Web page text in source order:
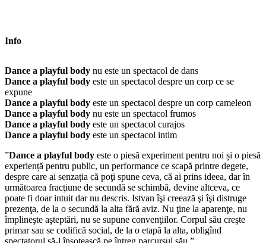
Info
Dance a playful body nu este un spectacol de dans
Dance a playful body este un spectacol despre un corp ce se
expune
Dance a playful body este un spectacol despre un corp cameleon
Dance a playful body nu este un spectacol frumos
Dance a playful body este un spectacol curajos
Dance a playful body este un spectacol intim
”Dance a playful body este o piesă experiment pentru noi și o piesă
experiență pentru public, un performance ce scapă printre degete,
despre care ai senzația că poţi spune ceva, că ai prins ideea, dar în
următoarea fracţiune de secundă se schimbă, devine altceva, ce
poate fi doar intuit dar nu descris. Istvan îşi creează şi îşi distruge
prezenţa, de la o secundă la alta fără aviz. Nu ţine la aparenţe, nu
împlineşte aşteptări, nu se supune convenţiilor. Corpul său creşte
primar sau se codifică social, de la o etapă la alta, obligînd
spectatorul să-l însoţească pe întreg parcursul său.”